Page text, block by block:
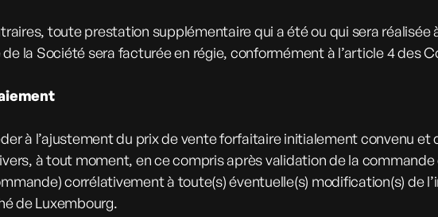
toute prestation supplémentaire qui a été ou qui sera réalisée
de la Société sera facturée en régie, conformément à l’article 4 des
à l’ajustement du prix de vente forfaitaire initialement convenu
à tout moment, en ce compris après validation de la
corrélativement à toute(s) éventuelle(s) modification(s) de
de Luxembourg.